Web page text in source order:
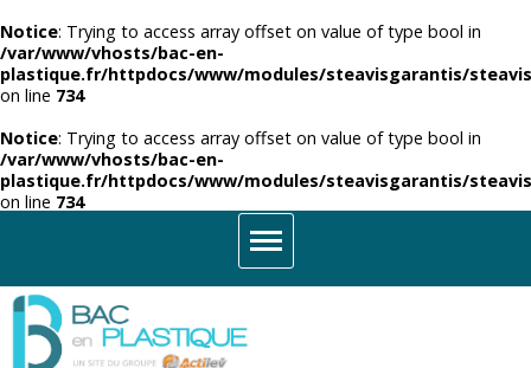
Notice: Trying to access array offset on value of type bool in
/var/www/vhosts/bac-en-
plastique.fr/httpdocs/www/modules/steavisgarantis/
on line 734
Notice: Trying to access array offset on value of type bool in
/var/www/vhosts/bac-en-
plastique.fr/httpdocs/www/modules/steavisgarantis/
on line 734